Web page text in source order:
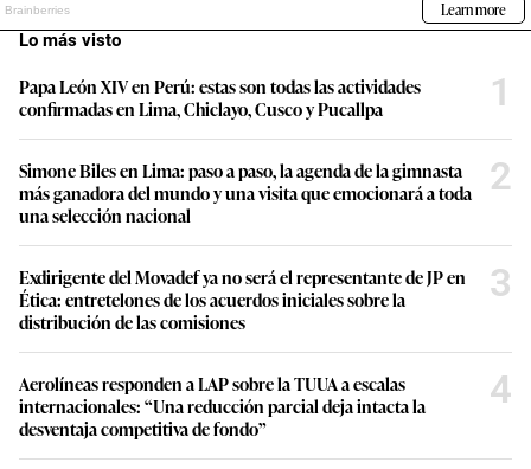
Lo más visto
Papa León XIV en Perú: estas son todas las actividades
confirmadas en Lima, Chiclayo, Cusco y Pucallpa
1
Simone Biles en Lima: paso a paso, la agenda de la gimnasta
más ganadora del mundo y una visita que emocionará a toda
una selección nacional
2
Exdirigente del Movadef ya no será el representante de JP en
Ética: entretelones de los acuerdos iniciales sobre la
distribución de las comisiones
3
Aerolíneas responden a LAP sobre la TUUA a escalas
internacionales: “Una reducción parcial deja intacta la
desventaja competitiva de fondo”
4